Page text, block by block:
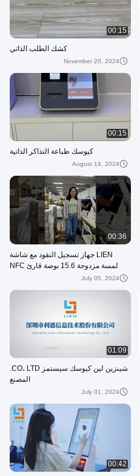
00:15
كشك الطلب الذاتي
November 20, 2024
00:15
كيوسك طباعة التذاكر الذاتية
August 14, 2024
00:36
LIEN جهاز تسجيل النقود مع شاشة
لمسة مزدوجة 15.6 بوصة قارئ NFC
رسوم الإيصال طابعة ماسح الباركود
July 05, 2024
01:09
شينزين لين كيوسك سيستمز CO، LTD.
المصنع
July 01, 2024
00:42